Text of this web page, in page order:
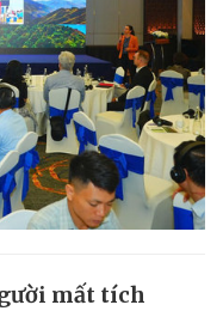
mất tích